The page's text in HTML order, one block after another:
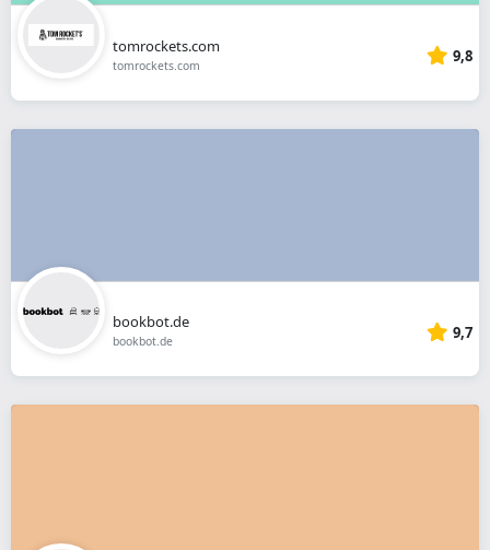
tomrockets.com
tomrockets.com 9,8
bookbot.de
bookbot.de 9,7